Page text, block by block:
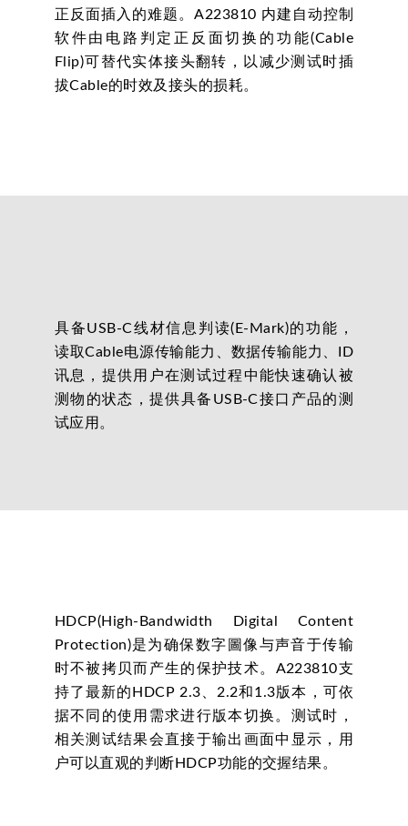
正反面插入的难题。A223810 内建自动控制
软件由电路判定正反面切换的功能(Cable
Flip)可替代实体接头翻转，以减少测试时插
拔Cable的时效及接头的损耗。
具备USB-C线材信息判读(E-Mark)的功能，
读取Cable电源传输能力、数据传输能力、ID
讯息，提供用户在测试过程中能快速确认被
测物的状态，提供具备USB-C接口产品的测
试应用。
HDCP(High-Bandwidth Digital Content
Protection)是为确保数字圖像与声音于传输
时不被拷贝而产生的保护技术。A223810支
持了最新的HDCP 2.3、2.2和1.3版本，可依
据不同的使用需求进行版本切换。测试时，
相关测试结果会直接于输出画面中显示，用
户可以直观的判断HDCP功能的交握结果。